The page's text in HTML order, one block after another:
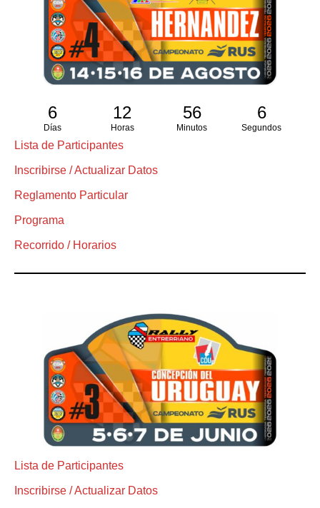
6
Días
12
Horas
56
Minutos
5
Segundos
Lista de Participantes
Inscribirse / Actualizar Datos
Reglamento Particular
Programa
Recorrido / Horarios
Lista de Participantes
Inscribirse / Actualizar Datos